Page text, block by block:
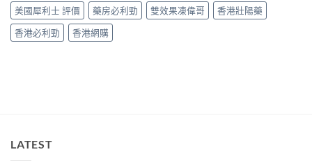
投
訴，
其
實
掂〉
美國犀利士 評價
藥房必利勁 雙效果凍偉哥
香港壯陽藥
香港必利勁
香港網購
LATEST